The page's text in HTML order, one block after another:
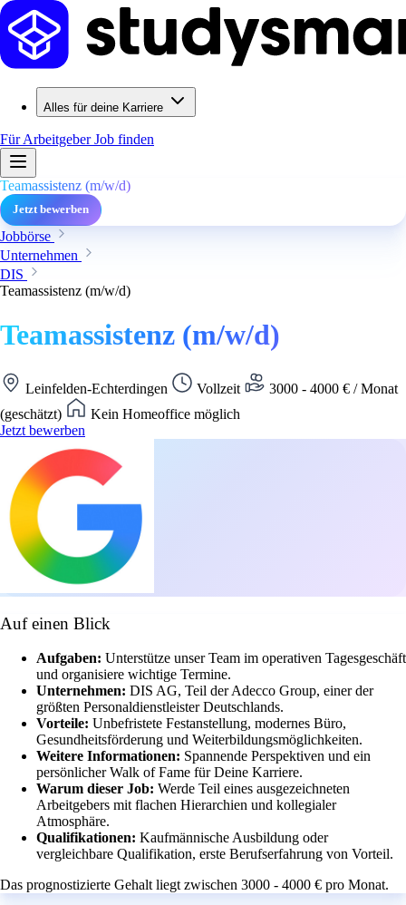
Alles für deine Karriere
Für ArbeitgeberJob finden
Teamassistenz (m/w/d)
Jetzt bewerben
Jobbörse
Unternehmen
DIS
Teamassistenz (m/w/d)
Teamassistenz (m/w/d)
Leinfelden-Echterdingen Vollzeit
3000 - 4000 € / Monat
(geschätzt)
Kein Homeoffice möglich
Jetzt bewerben
Auf einen Blick
Aufgaben: Unterstütze unser Team im operativen Tagesgeschäft
und organisiere wichtige Termine.
Unternehmen: DIS AG, Teil der Adecco Group, einer der
größten Personaldienstleister Deutschlands.
Vorteile: Unbefristete Festanstellung, modernes Büro,
Gesundheitsförderung und Weiterbildungsmöglichkeiten.
Weitere Informationen: Spannende Perspektiven und ein
persönlicher Walk of Fame für Deine Karriere.
Warum dieser Job: Werde Teil eines ausgezeichneten
Arbeitgebers mit flachen Hierarchien und kollegialer
Atmosphäre.
Qualifikationen: Kaufmännische Ausbildung oder
vergleichbare Qualifikation, erste Berufserfahrung von Vorteil.
Das prognostizierte Gehalt liegt zwischen 3000 - 4000 € pro Monat.